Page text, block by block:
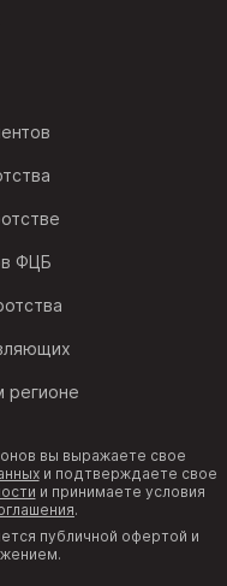
ФЦБ
регионе
вы выражаете свое
и подтверждаете свое
и принимаете условия
.
публичной офертой и